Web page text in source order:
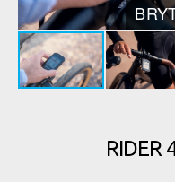
RIDER